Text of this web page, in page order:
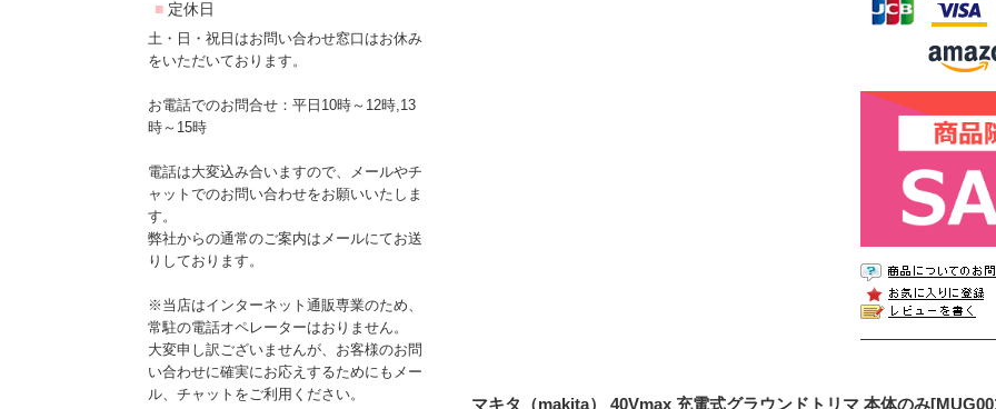
土・日・祝日はお問い合わせ窓口はお休み
をいただいております。
お電話でのお問合せ：平日10時～12時,13
時～15時
電話は大変込み合いますので、メールやチ
ャットでのお問い合わせをお願いいたしま
す。
弊社からの通常のご案内はメールにてお送
りしております。
※当店はインターネット通販専業のため、
常駐の電話オペレーターはおりません。
大変申し訳ございませんが、お客様のお問
い合わせに確実にお応えするためにもメー
ル、チャットをご利用ください。
マキタ（makita） 40Vmax 充電式グラウンドトリマ 本体のみ